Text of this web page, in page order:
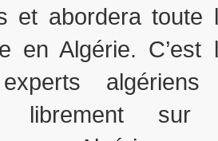
et abordera toute
en Algérie.
librement